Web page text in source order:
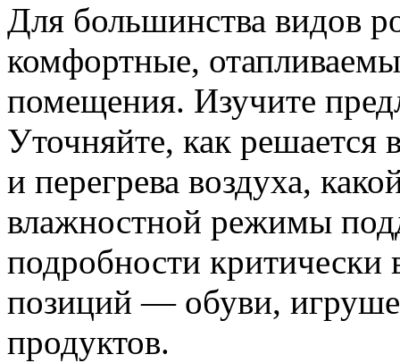
Для большинства видов
комфортные,
помещения. Изучите
Уточняйте, как решается
и перегрева воздуха,
влажностной режимы
подробности
позиций — обуви,
продуктов.